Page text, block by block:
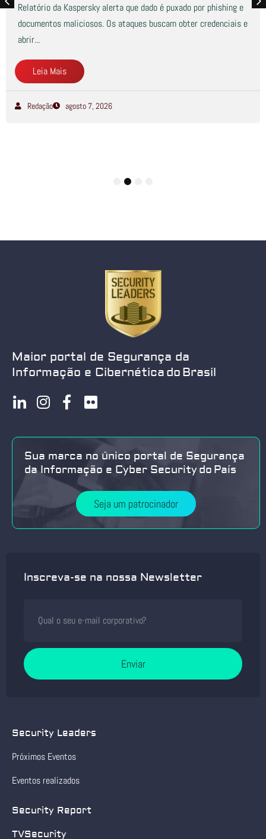
Relatório da Kaspersky alerta que dado é puxado por phishing e
documentos maliciosos. Os ataques buscam obter credenciais e
abrir...
Leia Mais
Redação agosto 7, 2026
Maior portal de Segurança da
Informação e Cibernética do Brasil
Sua marca no único portal de Segurança
da Informação e Cyber Security do País
Seja um patrocinador
Inscreva-se na nossa Newsletter
Enviar
Security Leaders
Próximos Eventos
Eventos realizados
Security Report
TVSecurity